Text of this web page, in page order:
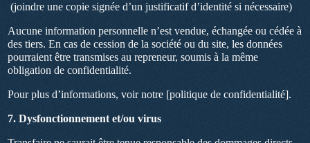
(joindre une copie signée d’un justificatif d’identité si nécessaire)
Aucune information personnelle n’est vendue, échangée ou cédée à
des tiers. En cas de cession de la société ou du site, les données
pourraient être transmises au repreneur, soumis à la même
obligation de confidentialité.
Pour plus d’informations, voir notre [politique de confidentialité].
7. Dysfonctionnement et/ou virus